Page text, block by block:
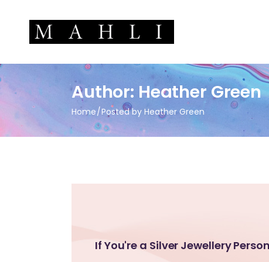
Author: Heather Green
Home Posted by Heather Green
If You're a Silver Jewellery